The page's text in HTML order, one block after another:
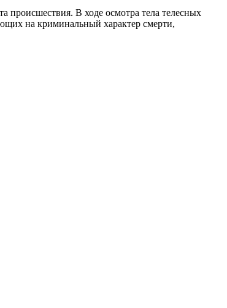
происшествия. В ходе осмотра тела телесных
на криминальный характер смерти,